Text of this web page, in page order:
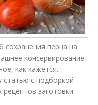
перца на
консервирование
как кажется.
статью с подборкой
заготовки